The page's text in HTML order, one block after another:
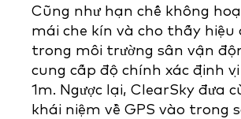
Cũng như hạn chế không
mái che kín và cho thấy hiệu
trong môi trường sân vận
cung cấp độ chính xác định vị
1m. Ngược lại, ClearSky đưa
khái niệm về GPS vào trong